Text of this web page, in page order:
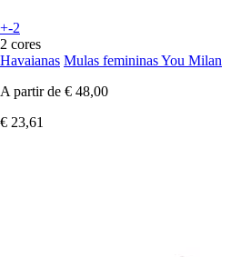
+-2
2 cores
Havaianas Mulas femininas You Milan
A partir de € 48,00
€ 23,61